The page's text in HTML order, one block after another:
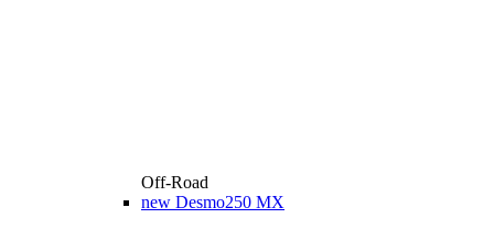
Off-Road
new Desmo250 MX